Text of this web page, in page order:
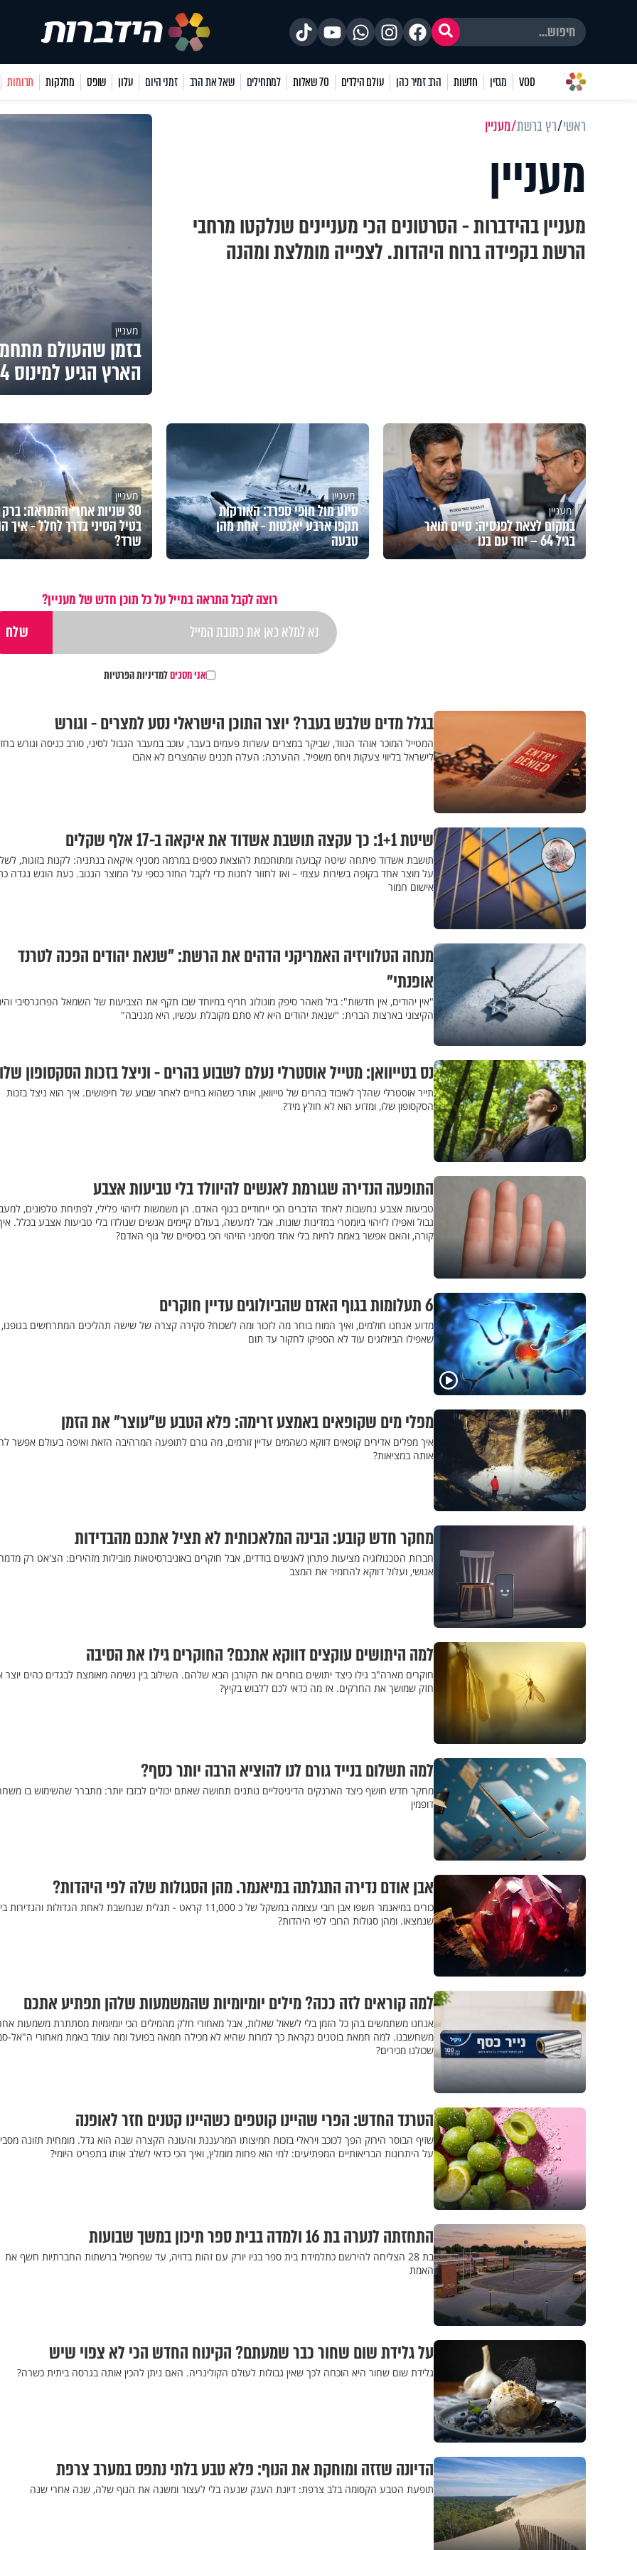
VOD מגזין חדשות הרב זמיר כהן עולם הילדים 70 שאלות למתחילים שאל את הרב זמני היום עלון שופס מחלקות תרומות
ראשי רץ ברשת מעניין
מעניין
מעניין בהידברות - הסרטונים הכי מעניינים שנלקטו מרחבי
הרשת בקפידה ברוח היהדות. לצפייה מומלצת ומהנה
מעניין
בזמן שהעולם
הארץ הגיע למינוס 84 מעלות
מעניין
במקום לצאת לפנסיה: סיים תואר
בגיל 64 – יחד עם בנו
מעניין
סיוט מול חופי ספרד: האורקות
תקפו ארבע יאכטות - אחת מהן
טבעה
מעניין
30 שניות אחרי ההמראה:
בטיל הסיני בדרך לחלל - איך
שרד?
רוצה לקבל התראה במייל על כל תוכן חדש של מעניין?
אני מסכיםלמדיניות הפרטיות
בגלל מדים שלבש בעבר? יוצר התוכן הישראלי נסע למצרים - וגורש
המטייל המוכר אוהד הנווד, שביקר במצרים עשרות פעמים בעבר, עוכב במעבר הגבול לסיני, סורב כניסה וגורש
לישראל בליווי צעקות ויחס משפיל. ההערכה: העלה תכנים שהמצרים לא אהבו
שיטת 1+1: כך עקצה תושבת אשדוד את איקאה ב-17 אלף שקלים
תושבת אשדוד פיתחה שיטה קבועה ומתוחכמת להוצאת כספים במרמה מסניף איקאה בנתניה: לקנות בזוגות,
על מוצר אחד בקופה בשירות עצמי – ואז לחזור לחנות כדי לקבל החזר כספי על המוצר הגנוב. כעת הוגש נגדה
אישום חמור
מנחה הטלוויזיה האמריקני הדהים את הרשת: "שנאת יהודים הפכה לטרנד
אופנתי"
"אין יהודים, אין חדשות": ביל מאהר סיפק מונולוג חריף במיוחד שבו תקף את הצביעות של השמאל הפרוגרסיבי
הקיצוני בארצות הברית: "שנאת יהודים היא לא סתם מקובלת עכשיו, היא מגניבה"
נס בטייוואן: מטייל אוסטרלי נעלם לשבוע בהרים - וניצל בזכות הסקסופון שלו
תייר אוסטרלי שהלך לאיבוד בהרים של טייוואן, אותר כשהוא בחיים לאחר שבוע של חיפושים. איך הוא ניצל בזכות
הסקסופון שלו, ומדוע הוא לא חולץ מיד?
התופעה הנדירה שגורמת לאנשים להיוולד בלי טביעות אצבע
טביעות אצבע נחשבות לאחד הדברים הכי ייחודיים בגוף האדם. הן משמשות לזיהוי פלילי, לפתיחת טלפונים,
גבול ואפילו לזיהוי ביומטרי במדינות שונות. אבל למעשה, בעולם קיימים אנשים שנולדו בלי טביעות אצבע בכלל.
קורה, והאם אפשר באמת לחיות בלי אחד מסימני הזיהוי הכי בסיסיים של גוף האדם?
6 תעלומות בגוף האדם שהביולוגים עדיין חוקרים
מדוע אנחנו חולמים, ואיך המוח בוחר מה לזכור ומה לשכוח? סקירה קצרה של שישה תהליכים המתרחשים בגופנו,
שאפילו הביולוגים עוד לא הספיקו לחקור עד תום
מפלי מים שקופאים באמצע זרימה: פלא הטבע ש"עוצר" את הזמן
איך מפלים אדירים קופאים דווקא כשהמים עדיין זורמים, מה גורם לתופעה המרהיבה הזאת ואיפה בעולם אפשר
אותה במציאות?
מחקר חדש קובע: הבינה המלאכותית לא תציל אתכם מהבדידות
חברות הטכנולוגיה מציעות פתרון לאנשים בודדים, אבל חוקרים באוניברסיטאות מובילות מזהירים: הצ'אט רק
אנושי, ועלול דווקא להחמיר את המצב
למה היתושים עוקצים דווקא אתכם? החוקרים גילו את הסיבה
חוקרים מארה"ב גילו כיצד יתושים בוחרים את הקורבן הבא שלהם. השילוב בין נשימה מאומצת לבגדים כהים יוצר
חזק שמושך את החרקים. אז מה כדאי לכם ללבוש בקיץ?
למה תשלום בנייד גורם לנו להוציא הרבה יותר כסף?
מחקר חדש חושף כיצד הארנקים הדיגיטליים נותנים תחושה שאתם יכולים לבזבז יותר: מתברר שהשימוש בו
דופמין
אבן אודם נדירה התגלתה במיאנמר. מהן הסגולות שלה לפי היהדות?
כורים במיאנמר חשפו אבן רובי עצומה במשקל של כ 11,000 קראט - תגלית שנחשבת לאחת הגדולות
שנמצאו. ומהן סגולות הרובי לפי היהדות?
למה קוראים לזה ככה? מילים יומיומיות שהמשמעות שלהן תפתיע אתכם
אנחנו משתמשים בהן כל הזמן בלי לשאול שאלות, אבל מאחורי חלק מהמילים הכי יומיומיות מסתתרת משמעות
משחשבנו. למה חמאת בוטנים נקראת כך למרות שהיא לא מכילה חמאה בפועל ומה עומד באמת מאחורי ה"אל-
שכולנו מכירים?
הטרנד החדש: הפרי שהיינו קוטפים כשהיינו קטנים חזר לאופנה
שזיף הבוסר הירוק הפך לכוכב ויראלי בזכות חמיצותו המרעננת והעונה הקצרה שבה הוא גדל. מומחית תזונה
על היתרונות הבריאותיים המפתיעים: למי הוא פחות מומלץ, ואיך הכי כדאי לשלב אותו בתפריט היומי?
התחזתה לנערה בת 16 ולמדה בבית ספר תיכון במשך שבועות
בת 28 הצליחה להירשם כתלמידת בית ספר בניו יורק עם זהות בדויה, עד שפרופיל ברשתות החברתיות חשף את
האמת
על גלידת שום שחור כבר שמעתם? הקינוח החדש הכי לא צפוי שיש
גלידת שום שחור היא הוכחה לכך שאין גבולות לעולם הקולינריה. האם ניתן להכין אותה בגרסה ביתית כשרה?
הדיונה שזזה ומוחקת את הנוף: פלא טבע בלתי נתפס במערב צרפת
תופעת הטבע הקסומה בלב צרפת: דיונת הענק שנעה בלי לעצור ומשנה את הנוף שלה, שנה אחרי שנה